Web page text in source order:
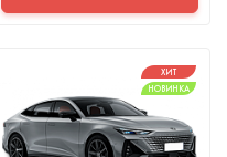
ХИТ
НОВИНКА